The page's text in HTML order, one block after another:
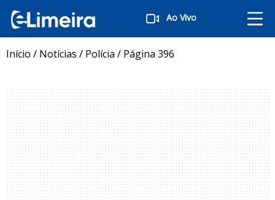
Ao Vivo
Início / Notícias / Polícia / Página 396